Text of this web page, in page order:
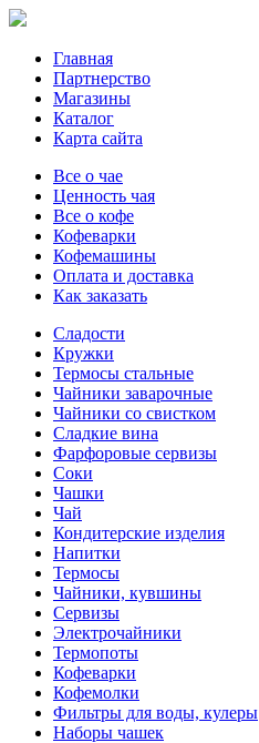
Главная
Партнерство
Магазины
Каталог
Карта сайта
Все о чае
Ценность чая
Все о кофе
Кофеварки
Кофемашины
Оплата и доставка
Как заказать
Сладости
Кружки
Термосы стальные
Чайники заварочные
Чайники со свистком
Сладкие вина
Фарфоровые сервизы
Соки
Чашки
Чай
Кондитерские изделия
Напитки
Термосы
Чайники, кувшины
Сервизы
Электрочайники
Термопоты
Кофеварки
Кофемолки
Фильтры для воды, кулеры
Наборы чашек